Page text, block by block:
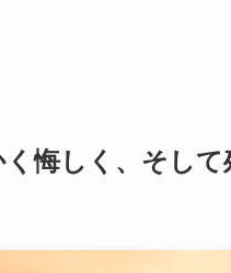
悔しく、そして